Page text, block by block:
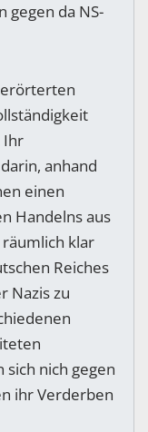
gegen da NS-
Ihr
anhand
einen
Handelns aus
klar
Reiches
Nazis zu
sich nich gegen
ihr Verderben